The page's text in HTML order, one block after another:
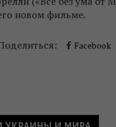
новом фильме.
Facebook